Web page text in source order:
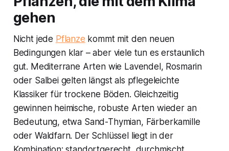
gehen
Nicht jede Pflanze kommt mit den neuen
Bedingungen klar – aber viele tun es erstaunlich
gut. Mediterrane Arten wie Lavendel, Rosmarin
oder Salbei gelten längst als pflegeleichte
Klassiker für trockene Böden. Gleichzeitig
gewinnen heimische, robuste Arten wieder an
Bedeutung, etwa Sand-Thymian, Färberkamille
oder Waldfarn. Der Schlüssel liegt in der